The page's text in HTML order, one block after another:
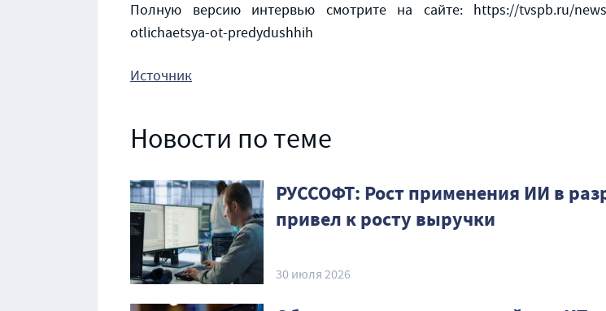
Полную версию интервью смотрите на сайте: https://tvspb.ru/news/
otlichaetsya-ot-predydushhih
Источник
Новости по теме
РУССОФТ: Рост применения ИИ в
привел к росту выручки
30 июля 2026